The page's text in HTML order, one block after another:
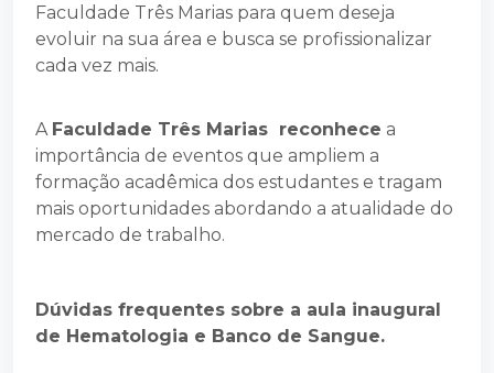
Faculdade Três Marias para quem deseja
evoluir na sua área e busca se profissionalizar
cada vez mais.
A Faculdade Três Marias reconhece a
importância de eventos que ampliem a
formação acadêmica dos estudantes e tragam
mais oportunidades abordando a atualidade do
mercado de trabalho.
Dúvidas frequentes sobre a aula inaugural
de Hematologia e Banco de Sangue.